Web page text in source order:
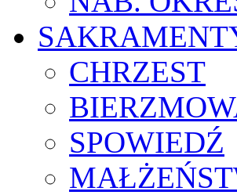
CHRZEST
SPOWIEDŹ